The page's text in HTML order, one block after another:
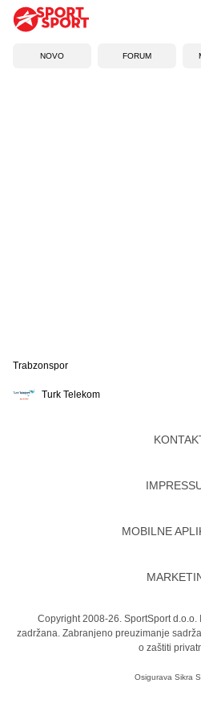
NOVO FORUM
Trabzonspor
Turk Telekom
MOBILNE
Copyright 2008-26. SportSport
zadržana. Zabranjeno preuzimanje
o zaštiti
Osigurava Sikra